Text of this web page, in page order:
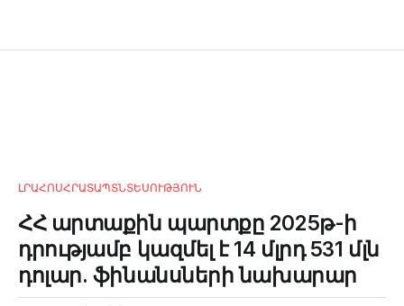
ԼՐԱՀՈՍՀՐԱՏԱՊՏՆՏԵՍՈՒԹՅՈՒՆ
ՀՀ արտաքին պարտքը 2025թ-ի
դրությամբ կազմել է 14 մլրդ 531 մլն
դոլար. ֆինանսների նախարար